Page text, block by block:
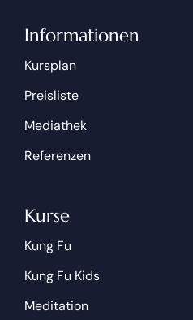
Informationen
Kursplan
Preisliste
Mediathek
Referenzen
Kurse
Kung Fu
Kung Fu Kids
Meditation